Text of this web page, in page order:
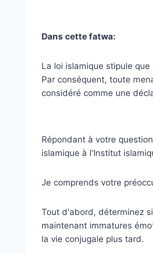
Dans cette fatwa:
La loi islamique stipule
Par conséquent, toute
considéré comme une
Répondant à votre
islamique à l'Institut
Je comprends votre
Tout d'abord, déterminez
maintenant immatures
la vie conjugale plus tard.